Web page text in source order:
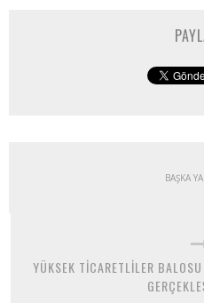
BAŞKA
YÜKSEK TİCARETLİLER